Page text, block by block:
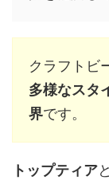
クラフトビ
多様なスタ
界です。
トップティア